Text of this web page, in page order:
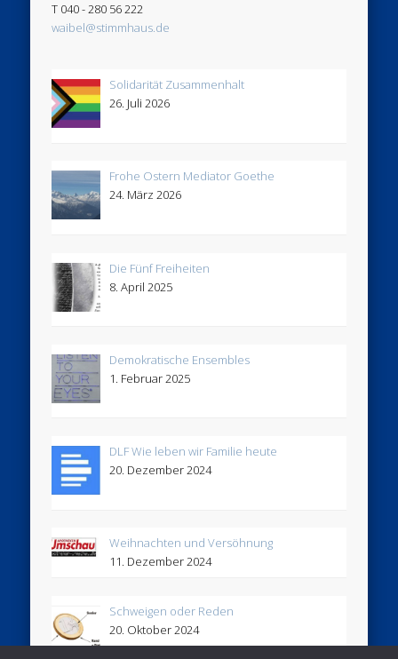
T 040 - 280 56 222
waibel@stimmhaus.de
Solidarität Zusammenhalt
26. Juli 2026
Frohe Ostern Mediator Goethe
24. März 2026
Die Fünf Freiheiten
8. April 2025
Demokratische Ensembles
1. Februar 2025
DLF Wie leben wir Familie heute
20. Dezember 2024
Weihnachten und Versöhnung
11. Dezember 2024
Schweigen oder Reden
20. Oktober 2024